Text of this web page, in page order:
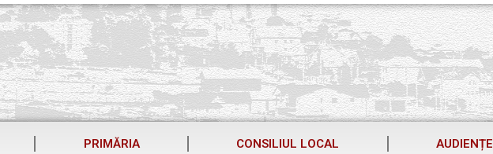
PRIMĂRIA CONSILIUL LOCAL AUDIENȚE